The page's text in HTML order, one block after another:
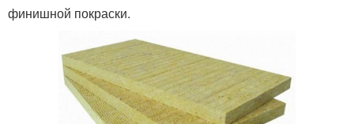
финишной покраски.